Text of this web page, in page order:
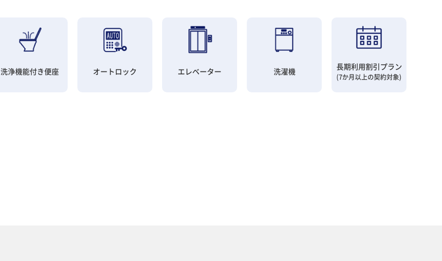
洗浄機能付き便座 オートロック エレベーター 洗濯機 長期利用割引プラン
(7か月以上の契約対象)